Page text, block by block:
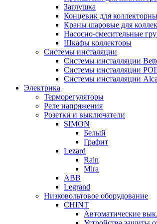
Заглушка
Концевик для
Краны шаровые для
Насосно-смесительные
Шкафы коллекторы
Системы инсталяции
Системы инсталляции
Системы инсталляции
Системы инсталляции
Электрика
Терморегуляторы
Реле напряжения
Розетки и выключатели
SIMON
Белый
Графит
Lezard
Rain
Mira
ABB
Legrand
Низковольтовое оборудование
CHINT
Автоматические